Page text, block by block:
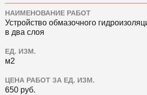
НАИМЕНОВАНИЕ РАБОТ
Устройство обмазочного
в два слоя
ЕД. ИЗМ.
м2
ЦЕНА РАБОТ ЗА ЕД. ИЗМ.
650 руб.